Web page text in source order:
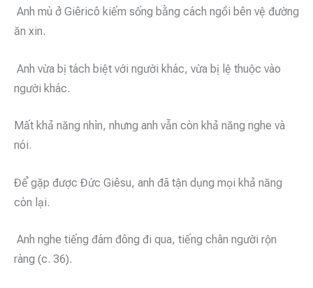
Anh mù ở Giêricô kiếm sống bằng cách ngồi bên vệ đường
ăn xin.
Anh vừa bị tách biệt với người khác, vừa bị lệ thuộc vào
người khác.
Mất khả năng nhìn, nhưng anh vẫn còn khả năng nghe và
nói.
Để gặp được Đức Giêsu, anh đã tận dụng mọi khả năng
còn lại.
Anh nghe tiếng đám đông đi qua, tiếng chân người rộn
ràng (c. 36).